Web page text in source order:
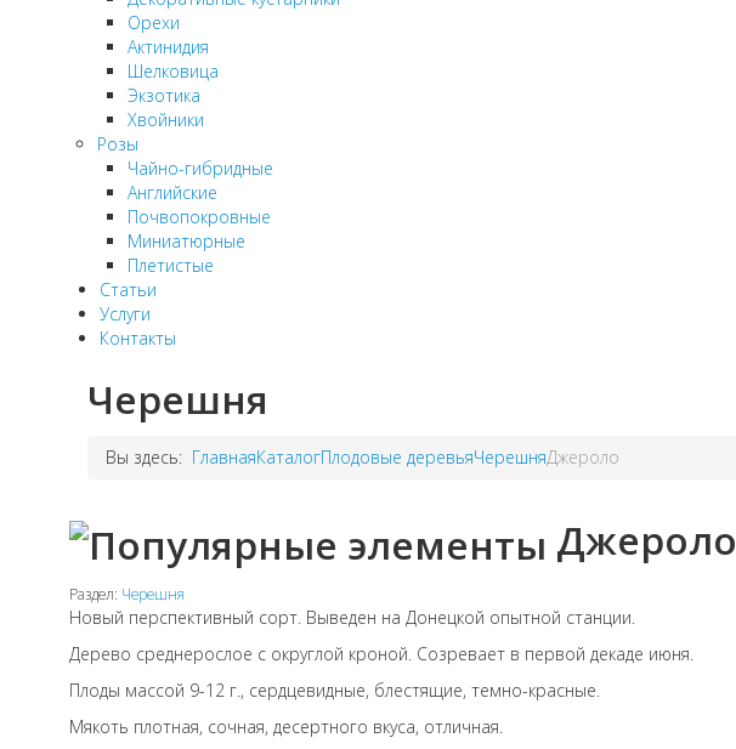
Орехи
Актинидия
Шелковица
Экзотика
Хвойники
Розы
Чайно-гибридные
Английские
Почвопокровные
Миниатюрные
Плетистые
Статьи
Услуги
Контакты
Черешня
Вы здесь: ГлавнаяКаталогПлодовые деревьяЧерешняДжероло
Джероло
Раздел: Черешня
Новый перспективный сорт. Выведен на Донецкой опытной станции.
Дерево среднерослое с округлой кроной. Созревает в первой декаде июня.
Плоды массой 9-12 г., сердцевидные, блестящие, темно-красные.
Мякоть плотная, сочная, десертного вкуса, отличная.